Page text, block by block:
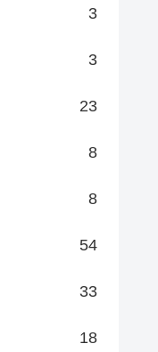
3
3
23
8
8
54
33
18